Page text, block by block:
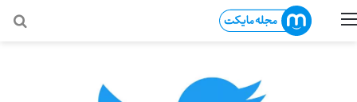
منو